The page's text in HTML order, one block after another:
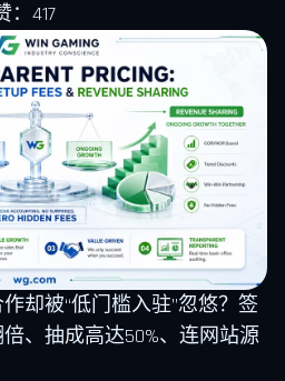
：417
却被“低门槛入驻”忽悠？签
、抽成高达50%、连网站源